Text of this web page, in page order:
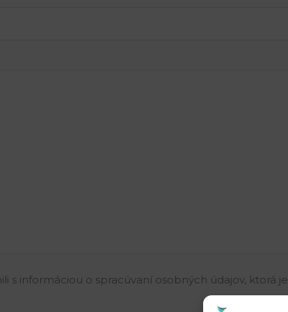
informáciou o spracúvaní osobných údajov, ktorá